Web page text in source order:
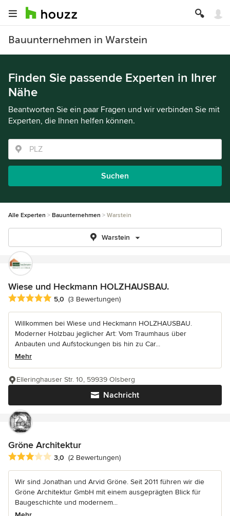
Bauunternehmen in Warstein
Finden Sie passende Experten in Ihrer
Nähe
Beantworten Sie ein paar Fragen und wir verbinden Sie mit
Experten, die Ihnen helfen können.
Suchen
Alle Experten Bauunternehmen Warstein
Warstein
Wiese und Heckmann HOLZHAUSBAU.
Durchschnittliche Bewertung: 5 von 5 Sternen
5,0 (3 Bewertungen)
Willkommen bei Wiese und Heckmann HOLZHAUSBAU.
Moderner Holzbau jeglicher Art: Vom Traumhaus über
Anbauten und Aufstockungen bis hin zu Car...
Mehr
Nachricht
Elleringhauser Str. 10, 59939 Olsberg
Gröne Architektur
Durchschnittliche Bewertung: 3 von 5 Sternen
3,0 (2 Bewertungen)
Wir sind Jonathan und Arvid Gröne. Seit 2011 führen wir die
Gröne Architektur GmbH mit einem ausgeprägten Blick für
Baugeschichte und modernem...